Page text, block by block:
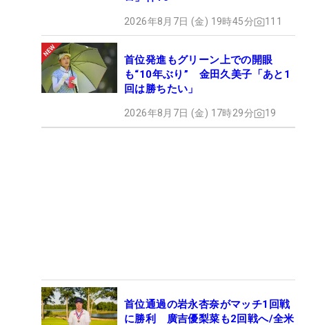
2026年8月7日 (金) 19時45分 111
首位発進もグリーン上での開眼
も“10年ぶり” 金田久美子「あと1
回は勝ちたい」
2026年8月7日 (金) 17時29分 19
首位通過の岩永杏奈がマッチ1回戦
に勝利 廣吉優梨菜も2回戦へ/全米